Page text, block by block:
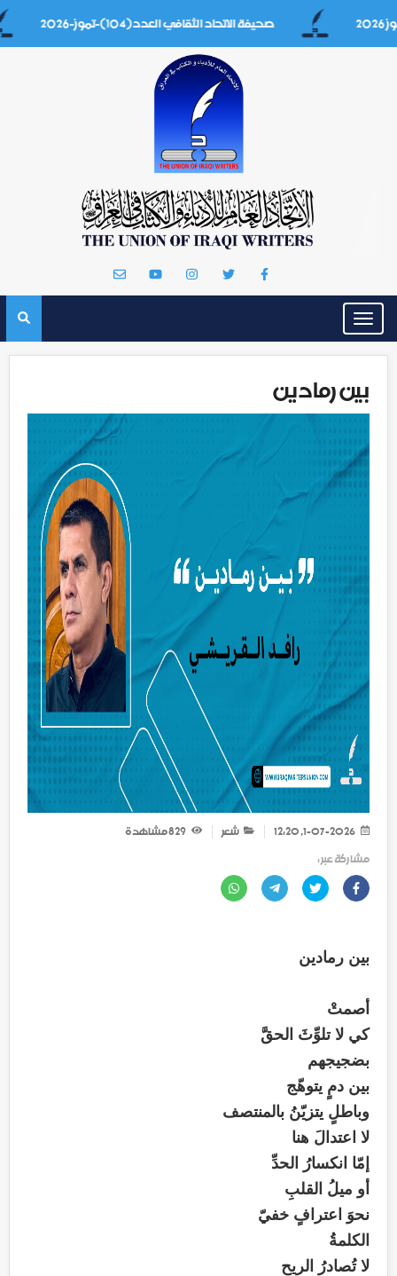
صحيفة الاتحاد الثقافي العدد(104)-تموز-2026
Toggle
navigation
بين رمادين
شعر 829
مشاهدة
مشاركة عبر :
بين رمادين
أصمتْ
كي لا تلوِّثَ الحقَّ
بضجيجهم
بين دمٍ يتوهّج
وباطلٍ يتزيّنُ بالمنتصف
لا اعتدالَ هنا
إمّا انكسارُ الحدِّ
أو ميلُ القلبِ
نحوَ اعترافٍ خفيّ
الكلمةُ
لا تُصادرُ الريح